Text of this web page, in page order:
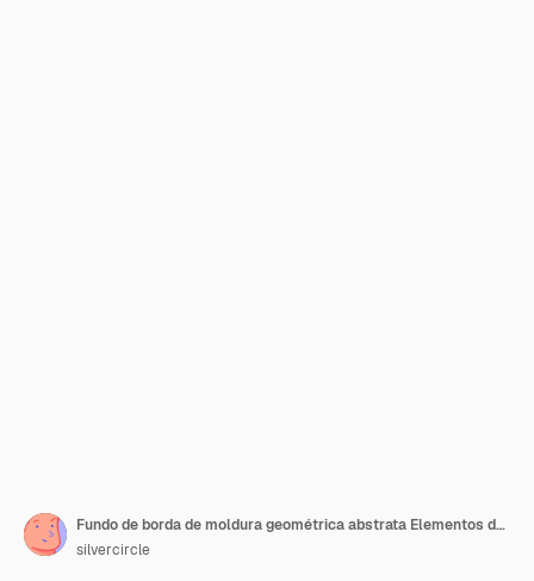
Fundo de borda de moldura geométrica abstrata Elementos de design para folheto ou cartaz de negócios de revista de capa
silvercircle